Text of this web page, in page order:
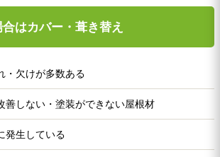
はカバー・葺き替え
・欠けが多数ある
善しない・塗装ができない屋根材
発生している